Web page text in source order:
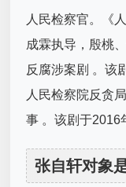
人民检察官。《
成霖执导，殷桃
反腐涉案剧 。该
人民检察院反贪
事 。该剧于2016
张自轩对象